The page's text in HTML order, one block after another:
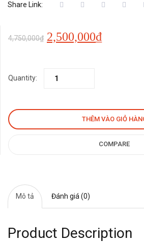
Share Link:
4,750,000₫ Giá
là:
2,500,000₫Giá
Quantity:
THÊM VÀO GIỎ
COMPARE
Mô tả Đánh giá (0)
Product Description